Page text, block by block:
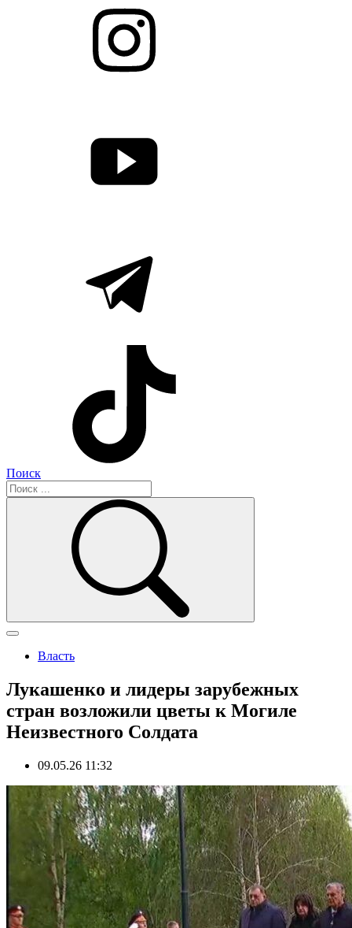
Поиск
Власть
Лукашенко и лидеры зарубежных
стран возложили цветы к Могиле
Неизвестного Солдата
09.05.26 11:32